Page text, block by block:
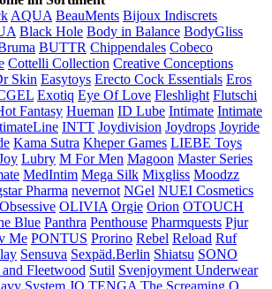
AQUA BeauMents Bijoux Indiscrets
Black Hole Body in Balance BodyGliss
BUTTR Chippendales Cobeco
Cottelli Collection Creative Conceptions
Skin Easytoys Erecto Cock Essentials Eros
Exotiq Eye Of Love Fleshlight Flutschi
Fantasy Hueman ID Lube Intimate Intimate
INTT Joydivision Joydrops Joyride
Kama Sutra Kheper Games LIEBE Toys
Lubry M For Men Magoon Master Series
MedIntim Mega Silk Mixgliss Moodzz
Pharma nevernot NGel NUEI Cosmetics
Obsessive OLIVIA Orgie Orion OTOUCH
Blue Panthra Penthouse Pharmquests Pjur
Me PONTUS Prorino Rebel Reload Ruf
Sensuva Sexpäd.Berlin Shiatsu SONO
and Fleetwood Sutil Svenjoyment Underwear
System JO TENGA The Screaming O